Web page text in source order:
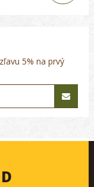
5% na prvý